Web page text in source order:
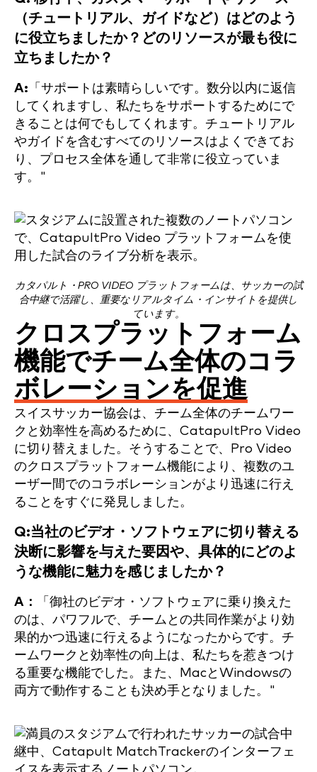
（チュートリアル、ガイドなど）はどのよう
に役立ちましたか？どのリソースが最も役に
立ちましたか？
A: 「サポートは素晴らしいです。数分以内に返信
してくれますし、私たちをサポートするためにで
きることは何でもしてくれます。チュートリアル
やガイドを含むすべてのリソースはよくできてお
り、プロセス全体を通して非常に役立っていま
す。"
カタパルト・PRO VIDEO プラットフォームは、サッカーの試
合中継で活躍し、重要なリアルタイム・インサイトを提供し
ています。
クロスプラットフォーム
機能でチーム全体のコラ
ボレーションを促進
スイスサッカー協会は、チーム全体のチームワー
クと効率性を高めるために、CatapultPro Video
に切り替えました。そうすることで、Pro Video
のクロスプラットフォーム機能により、複数のユ
ーザー間でのコラボレーションがより迅速に行え
ることをすぐに発見しました。
Q:当社のビデオ・ソフトウェアに切り替える
決断に影響を与えた要因や、具体的にどのよ
うな機能に魅力を感じましたか？
A：
「御社のビデオ・ソフトウェアに乗り換えた
のは、パワフルで、チームとの共同作業がより効
果的かつ迅速に行えるようになったからです。チ
ームワークと効率性の向上は、私たちを惹きつけ
る重要な機能でした。また、MacとWindowsの
両方で動作することも決め手となりました。"